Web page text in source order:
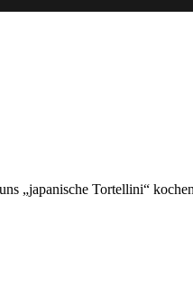
„japanische Tortellini“